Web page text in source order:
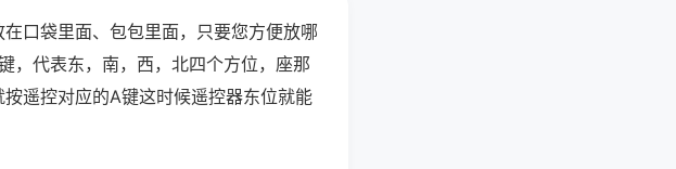
口袋里面、包包里面，只要您方便放哪
，代表东，南，西，北四个方位，座那
遥控对应的A键这时候遥控器东位就能